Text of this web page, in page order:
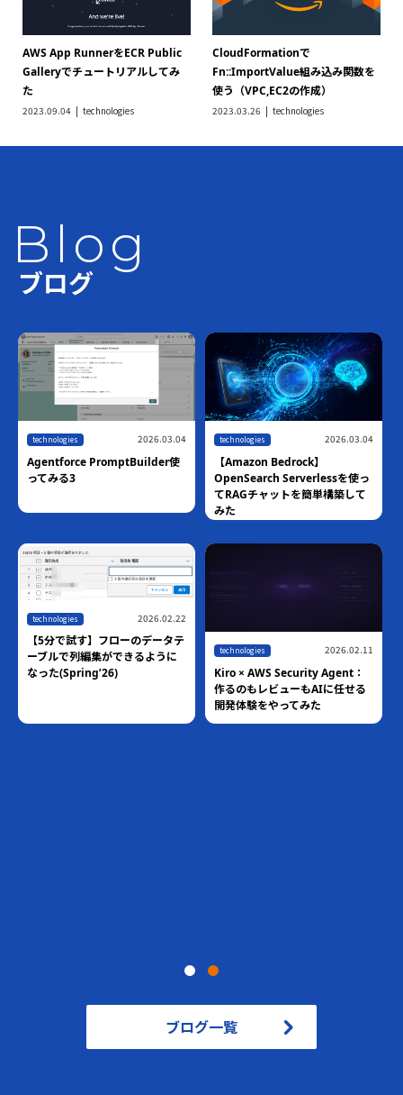
AWS App RunnerをECR Public
Galleryでチュートリアルしてみ
た
2023.09.04 technologies
CloudFormationで
Fn::ImportValue組み込み関数を
使う（VPC,EC2の作成）
2023.03.26 technologies
Blog
ブログ
technologies 2026.07.10
【ハンズオン】Amazon
Bedrock AgentCore Harness ×
作るマネージドRAGエージェン
technologies
世界最速！！AWS Blocks技術検
証
technologies
【10分で試す】Claudeから
Salesforce Hosted MCP
Serverに接続する
ブログ一覧